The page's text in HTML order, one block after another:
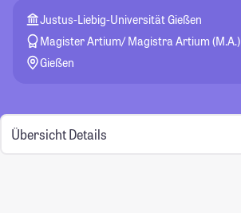
Justus-Liebig-Universität Gießen
Magister Artium/ Magistra Artium (M.A.)
Gießen
Übersicht Details